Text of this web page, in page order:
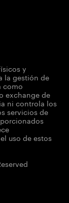
y
la gestión de
como
exchange de
ni controla los
servicios de
uso de estos